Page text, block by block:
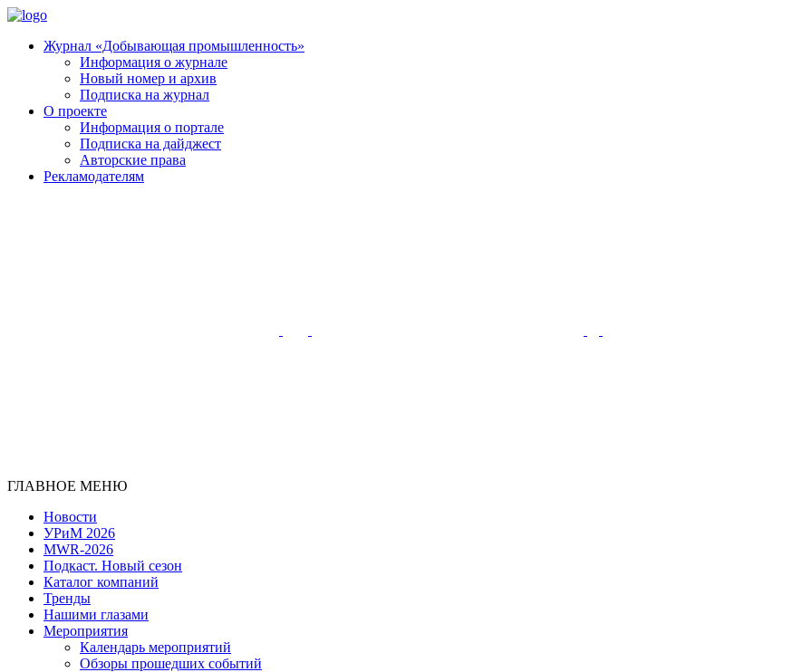
Журнал «Добывающая промышленность»
Информация о журнале
Новый номер и архив
Подписка на журнал
О проекте
Информация о портале
Подписка на дайджест
Авторские права
Рекламодателям
ГЛАВНОЕ МЕНЮ
Новости
УРиМ 2026
MWR-2026
Подкаст. Новый сезон
Каталог компаний
Тренды
Нашими глазами
Мероприятия
Календарь мероприятий
Обзоры прошедших событий